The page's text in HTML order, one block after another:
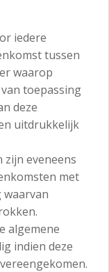
iedere
tussen
waarop
toepassing
deze
uitdrukkelijk
zijn eveneens
met
algemene
indien deze